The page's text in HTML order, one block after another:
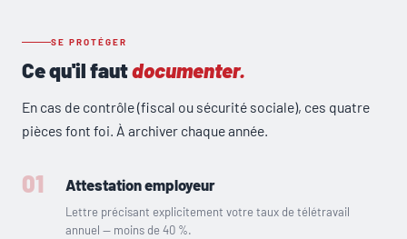
SE PROTÉGER
Ce qu'il fautdocumenter.
En cas de contrôle (fiscal ou sécurité sociale), ces quatre
pièces font foi. À archiver chaque année.
01 Attestation employeur
Lettre précisant explicitement votre taux de télétravail
annuel — moins de 40 %.